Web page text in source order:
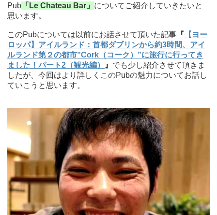
Pub 「Le Chateau Bar」 についてご紹介していきたいと
思います。
このPubについては以前にお話させて頂いた記事 『 【ヨー
ロッパ】アイルランド：首都ダブリンから約3時間、アイ
ルランド第２の都市”Cork（コーク）”に旅行に行ってき
ました！パート2（観光編）
』 でも少し紹介させて頂きま
したが、今回はより詳しくこのPubの魅力についてお話し
ていこうと思います。